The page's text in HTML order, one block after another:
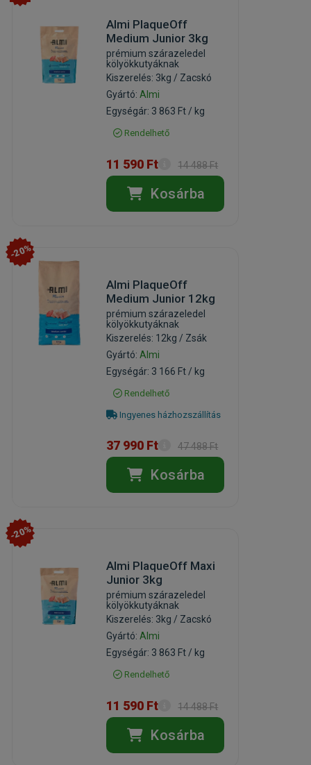
Almi PlaqueOff
Medium Junior 3kg
prémium szárazeledel
kölyökkutyáknak
Kiszerelés: 3kg / Zacskó
Gyártó: Almi
Egységár: 3 863 Ft / kg
Rendelhető
11 590 Ft 14 488 Ft
Kosárba
-20%
Almi PlaqueOff
Medium Junior 12kg
prémium szárazeledel
kölyökkutyáknak
Kiszerelés: 12kg / Zsák
Gyártó: Almi
Egységár: 3 166 Ft / kg
Rendelhető
Ingyenes házhozszállítás
37 990 Ft 47 488 Ft
Kosárba
-20%
Almi PlaqueOff Maxi
Junior 3kg
prémium szárazeledel
kölyökkutyáknak
Kiszerelés: 3kg / Zacskó
Gyártó: Almi
Egységár: 3 863 Ft / kg
Rendelhető
11 590 Ft 14 488 Ft
Kosárba